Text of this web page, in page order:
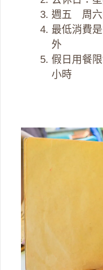
週五 周六
最低消費
外
假日用餐
小時